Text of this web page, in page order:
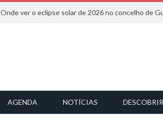
Onde ver o eclipse solar de 2026 no concelho de
AGENDA NOTÍCIAS